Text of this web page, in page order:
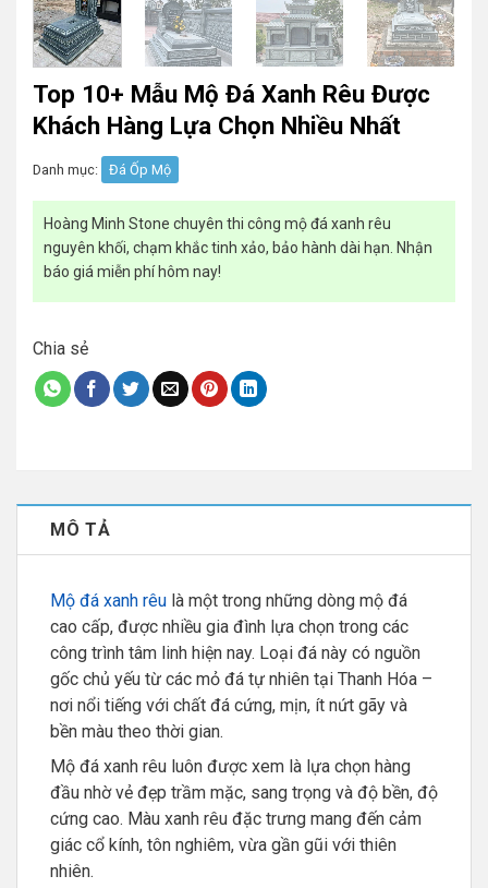
Top 10+ Mẫu Mộ Đá Xanh Rêu Được
Khách Hàng Lựa Chọn Nhiều Nhất
Danh mục: Đá Ốp Mộ
Hoàng Minh Stone chuyên thi công mộ đá xanh rêu
nguyên khối, chạm khắc tinh xảo, bảo hành dài hạn. Nhận
báo giá miễn phí hôm nay!
Chia sẻ
MÔ TẢ
Mộ đá xanh rêu là một trong những dòng mộ đá
cao cấp, được nhiều gia đình lựa chọn trong các
công trình tâm linh hiện nay. Loại đá này có nguồn
gốc chủ yếu từ các mỏ đá tự nhiên tại Thanh Hóa –
nơi nổi tiếng với chất đá cứng, mịn, ít nứt gãy và
bền màu theo thời gian.
Mộ đá xanh rêu luôn được xem là lựa chọn hàng
đầu nhờ vẻ đẹp trầm mặc, sang trọng và độ bền, độ
cứng cao. Màu xanh rêu đặc trưng mang đến cảm
giác cổ kính, tôn nghiêm, vừa gần gũi với thiên
nhiên.